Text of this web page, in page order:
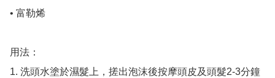
• 富勒烯
用法：
1. 洗頭水塗於濕髮上，搓出泡沫後按摩頭皮及頭髮2-3分鐘